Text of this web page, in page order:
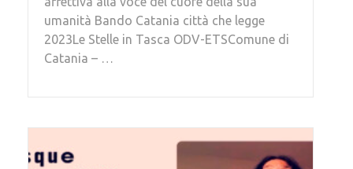
umanità Bando Catania città che legge
2023Le Stelle in Tasca ODV-ETSComune di
Catania – …